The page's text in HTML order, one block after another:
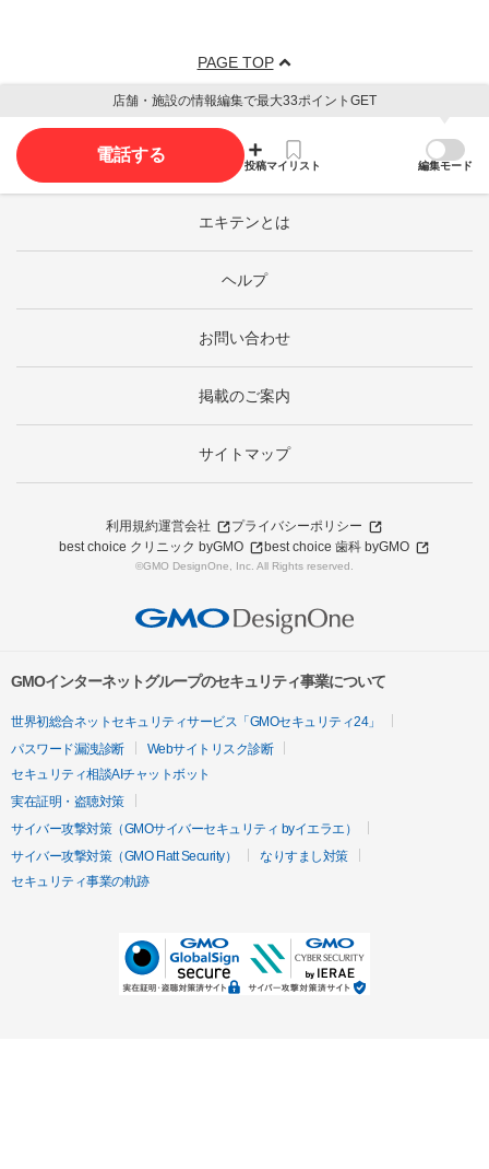
PAGE TOP
店舗・施設の情報編集で最大33ポイントGET
電話する
投稿マイリスト 編集モード
エキテンとは
ヘルプ
お問い合わせ
掲載のご案内
サイトマップ
利用規約運営会社
プライバシーポリシー
best choice クリニック byGMO
best choice 歯科 byGMO
©GMO DesignOne, Inc. All Rights reserved.
GMOインターネットグループのセキュリティ事業について
世界初総合ネットセキュリティサービス「GMOセキュリティ24」
パスワード漏洩診断
Webサイトリスク診断
セキュリティ相談AIチャットボット
実在証明・盗聴対策
サイバー攻撃対策（GMOサイバーセキュリティ byイエラエ）
サイバー攻撃対策（GMO Flatt Security）
なりすまし対策
セキュリティ事業の軌跡